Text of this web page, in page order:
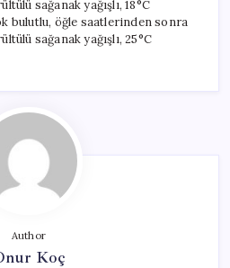
sağanak yağışlı, 18°C
bulutlu, öğle saatlerinden sonra
sağanak yağışlı, 25°C
Author
Koç